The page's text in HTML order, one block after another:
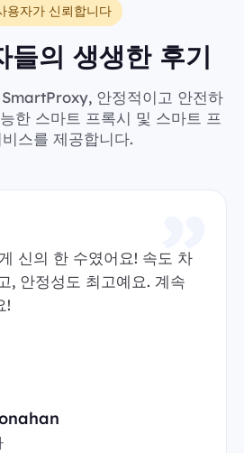
용자가 신뢰합니다
들의 생생한 후기
안정적이고 안전하
한 스마트 프록시 및 스마트 프
스를 제공합니다.
신의 한 수였어요! 속도 차
, 안정성도 최고예요. 계속
!